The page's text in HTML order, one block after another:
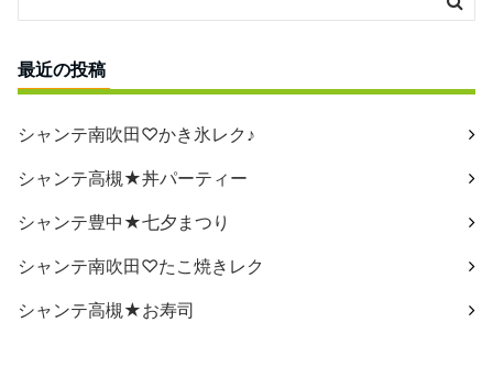
最近の投稿
シャンテ南吹田♡かき氷レク♪
シャンテ高槻★丼パーティー
シャンテ豊中★七夕まつり
シャンテ南吹田♡たこ焼きレク
シャンテ高槻★お寿司